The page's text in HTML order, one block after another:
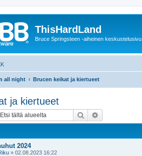
ThisHardLand
Bruce Springsteen -aiheinen keskustelusivu
all night Brucen keikat ja kiertueet
ja kiertueet
Etsi
2024
» 02.08.2023 16:22